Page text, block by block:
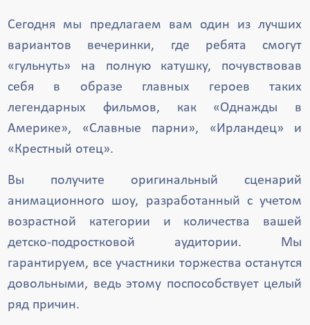
Сегодня мы предлагаем вам один из лучших
вариантов вечеринки, где ребята смогут
«гульнуть» на полную катушку, почувствовав
себя в образе главных героев таких
легендарных фильмов, как «Однажды в
Америке», «Славные парни», «Ирландец» и
«Крестный отец».
Вы получите оригинальный сценарий
анимационного шоу, разработанный с учетом
возрастной категории и количества вашей
детско-подростковой аудитории. Мы
гарантируем, все участники торжества останутся
довольными, ведь этому поспособствует целый
ряд причин.